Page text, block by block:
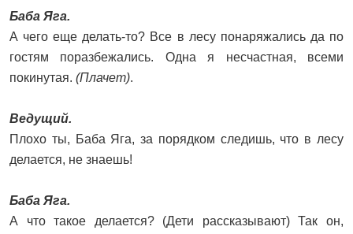
Баба Яга.
А чего еще делать-то? Все в лесу понаряжались да по
гостям поразбежались. Одна я несчастная, всеми
покинутая. (Плачет).
Ведущий.
Плохо ты, Баба Яга, за порядком следишь, что в лесу
делается, не знаешь!
Баба Яга.
А что такое делается? (Дети рассказывают) Так он,